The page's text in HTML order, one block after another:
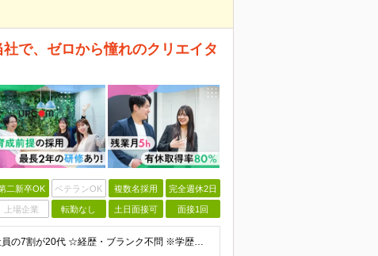
で、ゼロから憧れのクリエイタ
二新卒OK ベテランOK 複数名採用 完全週休2日
上場企業 転勤なし 土日面接可 面接1回
☆完全未経験OK・第二新卒&2026年新卒も◎ ☆社員の7割が20代 ☆経歴・ブランク不問 ※学歴不問 …━━━━━━━━━━ 未経験スタート前提のポテンシャル採用です。 毎月全国で複数人を採用して